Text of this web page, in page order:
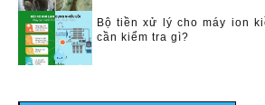
Bộ tiền xử lý cho máy ion
cần kiểm tra gì?